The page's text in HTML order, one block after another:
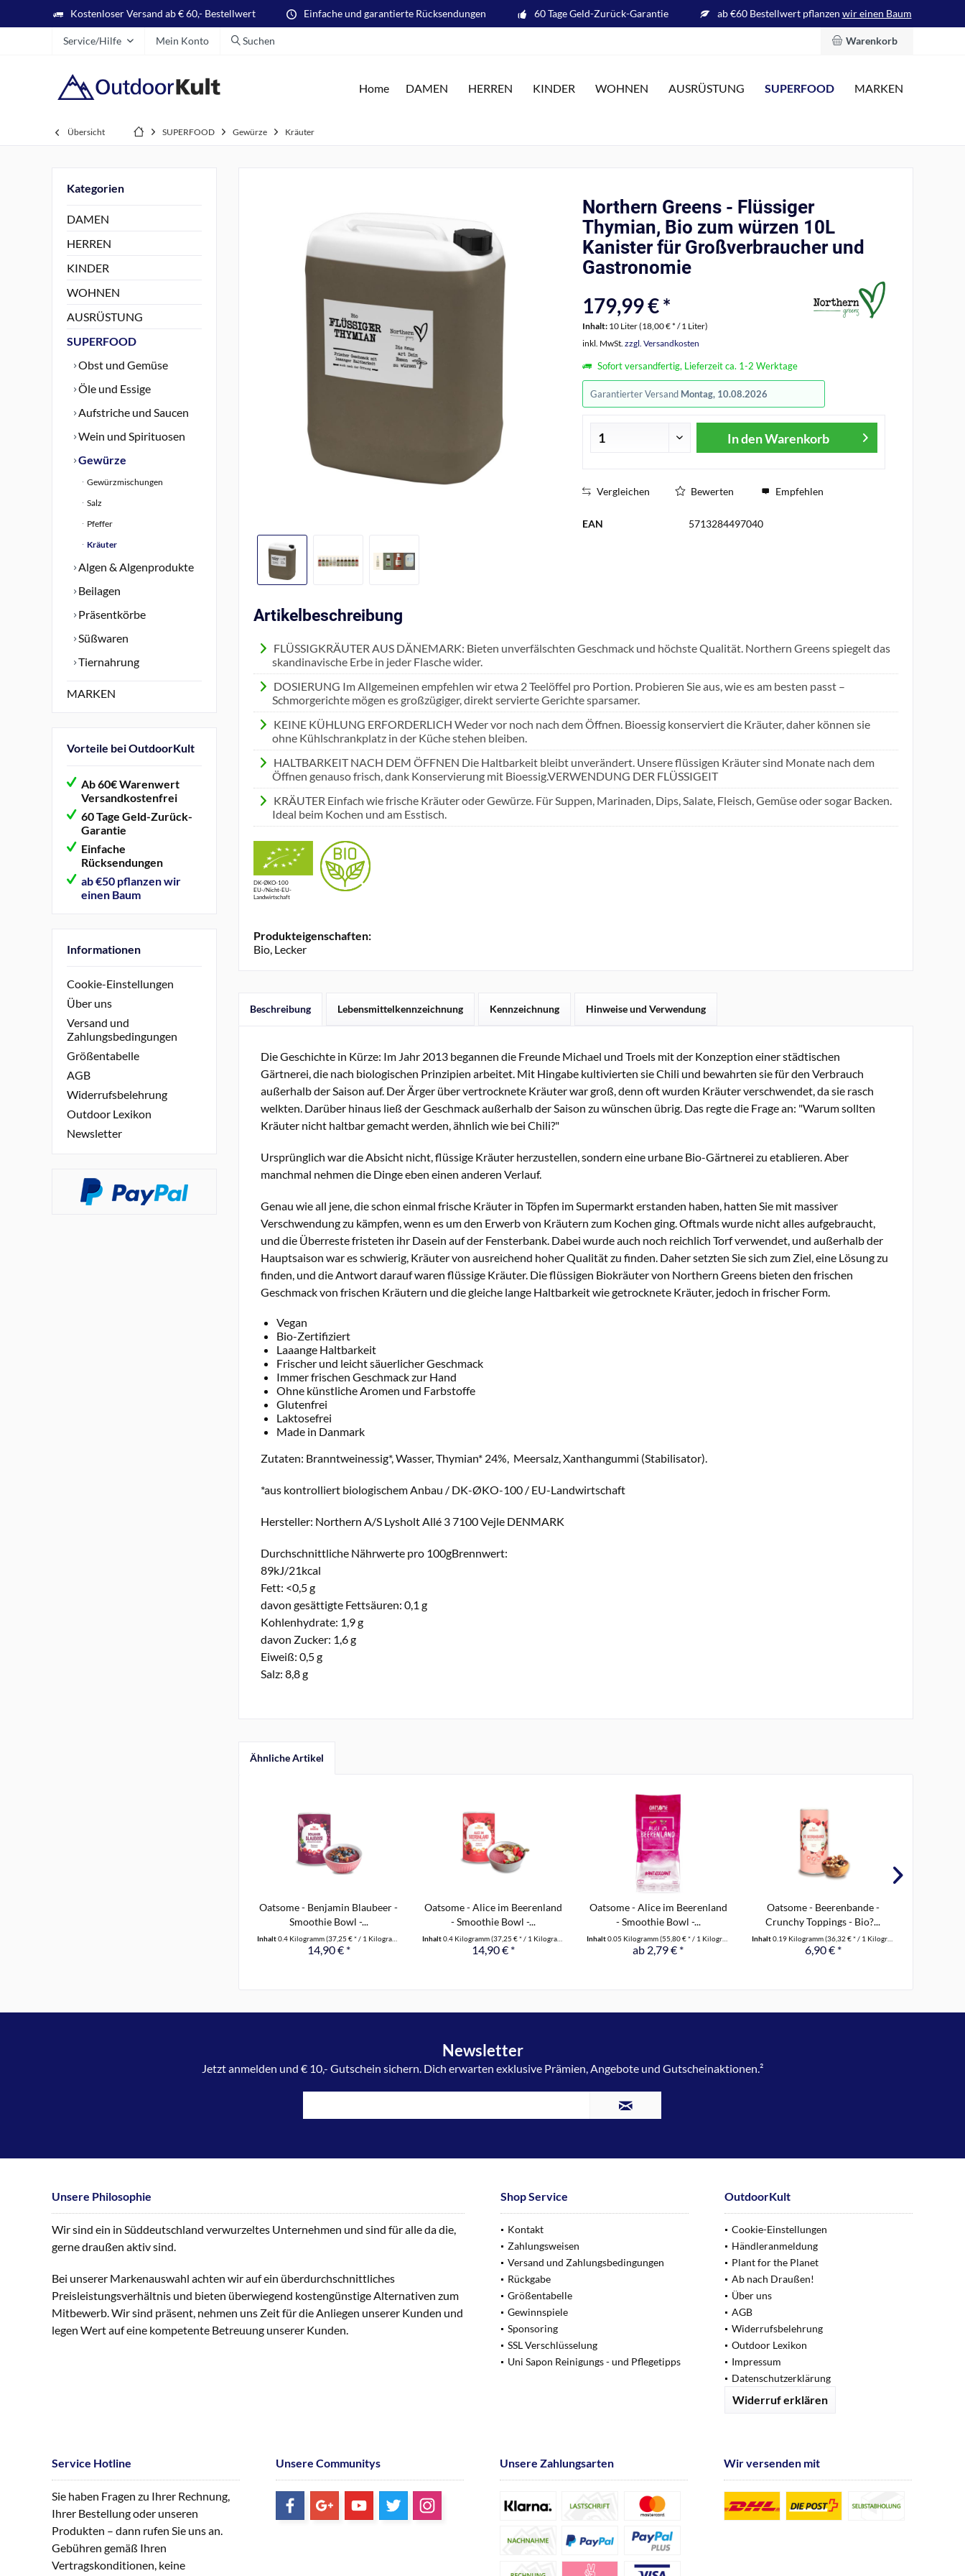
Kostenloser Versand ab € 60,- Bestellwert Einfache und garantierte Rücksendungen 60 Tage Geld-Zurück-Garantie ab €60 Bestellwert pflanzen wir einen Baum
Warenkorb
Service/Hilfe Mein Konto Suchen
Home DAMEN HERREN KINDER WOHNEN AUSRÜSTUNG SUPERFOOD MARKEN
Übersicht SUPERFOOD Gewürze Kräuter
Kategorien
DAMEN
HERREN
KINDER
WOHNEN
AUSRÜSTUNG
SUPERFOOD
Obst und Gemüse
Öle und Essige
Aufstriche und Saucen
Wein und Spirituosen
Gewürze
Gewürzmischungen
Salz
Pfeffer
Kräuter
Algen & Algenprodukte
Beilagen
Präsentkörbe
Süßwaren
Tiernahrung
MARKEN
Vorteile bei OutdoorKult
Ab 60€ Warenwert
Versandkostenfrei
60 Tage Geld-Zurück-
Garantie
Einfache
Rücksendungen
ab €50 pflanzen wir
einen Baum
Informationen
Cookie-Einstellungen
Über uns
Versand und
Zahlungsbedingungen
Größentabelle
AGB
Widerrufsbelehrung
Outdoor Lexikon
Newsletter
Northern Greens - Flüssiger
Thymian, Bio zum würzen 10L
Kanister für Großverbraucher und
Gastronomie
179,99 € *
Inhalt: 10 Liter (18,00 € * / 1 Liter)
inkl. MwSt. zzgl. Versandkosten
Sofort versandfertig, Lieferzeit ca. 1-2 Werktage
Garantierter Versand Montag, 10.08.2026
In denWarenkorb
Vergleichen Bewerten Empfehlen
EAN 5713284497040
Artikelbeschreibung
FLÜSSIGKRÄUTER AUS DÄNEMARK: Bieten unverfälschten Geschmack und höchste Qualität. Northern Greens spiegelt das
skandinavische Erbe in jeder Flasche wider.
DOSIERUNG Im Allgemeinen empfehlen wir etwa 2 Teelöffel pro Portion. Probieren Sie aus, wie es am besten passt –
Schmorgerichte mögen es großzügiger, direkt servierte Gerichte sparsamer.
KEINE KÜHLUNG ERFORDERLICH Weder vor noch nach dem Öffnen. Bioessig konserviert die Kräuter, daher können sie
ohne Kühlschrankplatz in der Küche stehen bleiben.
HALTBARKEIT NACH DEM ÖFFNEN Die Haltbarkeit bleibt unverändert. Unsere flüssigen Kräuter sind Monate nach dem
Öffnen genauso frisch, dank Konservierung mit Bioessig.VERWENDUNG DER FLÜSSIGEIT
KRÄUTER Einfach wie frische Kräuter oder Gewürze. Für Suppen, Marinaden, Dips, Salate, Fleisch, Gemüse oder sogar Backen.
Ideal beim Kochen und am Esstisch.
DK-ØKO-100
EU-/Nicht-EU-
Landwirtschaft
Produkteigenschaften:
Bio, Lecker
Beschreibung Lebensmittelkennzeichnung Kennzeichnung Hinweise und Verwendung
Die Geschichte in Kürze: Im Jahr 2013 begannen die Freunde Michael und Troels mit der Konzeption einer städtischen
Gärtnerei, die nach biologischen Prinzipien arbeitet. Mit Hingabe kultivierten sie Chili und bewahrten sie für den Verbrauch
außerhalb der Saison auf. Der Ärger über vertrocknete Kräuter war groß, denn oft wurden Kräuter verschwendet, da sie rasch
welkten. Darüber hinaus ließ der Geschmack außerhalb der Saison zu wünschen übrig. Das regte die Frage an: "Warum sollten
Kräuter nicht haltbar gemacht werden, ähnlich wie bei Chili?"
Ursprünglich war die Absicht nicht, flüssige Kräuter herzustellen, sondern eine urbane Bio-Gärtnerei zu etablieren. Aber
manchmal nehmen die Dinge eben einen anderen Verlauf.
Genau wie all jene, die schon einmal frische Kräuter in Töpfen im Supermarkt erstanden haben, hatten Sie mit massiver
Verschwendung zu kämpfen, wenn es um den Erwerb von Kräutern zum Kochen ging. Oftmals wurde nicht alles aufgebraucht,
und die Überreste fristeten ihr Dasein auf der Fensterbank. Dabei wurde auch noch reichlich Torf verwendet, und außerhalb der
Hauptsaison war es schwierig, Kräuter von ausreichend hoher Qualität zu finden. Daher setzten Sie sich zum Ziel, eine Lösung zu
finden, und die Antwort darauf waren flüssige Kräuter. Die flüssigen Biokräuter von Northern Greens bieten den frischen
Geschmack von frischen Kräutern und die gleiche lange Haltbarkeit wie getrocknete Kräuter, jedoch in frischer Form.
Vegan
Bio-Zertifiziert
Laaange Haltbarkeit
Frischer und leicht säuerlicher Geschmack
Immer frischen Geschmack zur Hand
Ohne künstliche Aromen und Farbstoffe
Glutenfrei
Laktosefrei
Made in Danmark
Zutaten: Branntweinessig*, Wasser, Thymian* 24%, Meersalz, Xanthangummi (Stabilisator).
*aus kontrolliert biologischem Anbau / DK-ØKO-100 / EU-Landwirtschaft
Hersteller: Northern A/S Lysholt Allé 3 7100 Vejle DENMARK
Durchschnittliche Nährwerte pro 100gBrennwert:
89kJ/21kcal
Fett: <0,5 g
davon gesättigte Fettsäuren: 0,1 g
Kohlenhydrate: 1,9 g
davon Zucker: 1,6 g
Eiweiß: 0,5 g
Salz: 8,8 g
Ähnliche Artikel
Oatsome - Benjamin Blaubeer -
Smoothie Bowl -...
Inhalt0.4 Kilogramm(37,25 € * / 1 Kilogramm)
14,90 € *
Oatsome - Alice im Beerenland
- Smoothie Bowl -...
Inhalt0.4 Kilogramm(37,25 € * / 1 Kilogramm)
14,90 € *
Oatsome - Alice im Beerenland
- Smoothie Bowl -...
Inhalt0.05 Kilogramm(55,80 € * / 1 Kilogramm)
ab 2,79 € *
Oatsome - Beerenbande -
Crunchy Toppings - Bio?...
Inhalt0.19 Kilogramm(36,32 € * / 1 Kilogramm)
6,90 € *
Newsletter
Jetzt anmelden und € 10,- Gutschein sichern. Dich erwarten exklusive Prämien, Angebote und Gutscheinaktionen.²
Unsere Philosophie
Wir sind ein in Süddeutschland verwurzeltes Unternehmen und sind für alle da die,
gerne draußen aktiv sind.
Bei unserer Markenauswahl achten wir auf ein überdurchschnittliches
Preisleistungsverhältnis und bieten überwiegend kostengünstige Alternativen zum
Mitbewerb. Wir sind präsent, nehmen uns Zeit für die Anliegen unserer Kunden und
legen Wert auf eine kompetente Betreuung unserer Kunden.
Shop Service
Kontakt
Zahlungsweisen
Versand und Zahlungsbedingungen
Rückgabe
Größentabelle
Gewinnspiele
Sponsoring
SSL Verschlüsselung
Uni Sapon Reinigungs - und Pflegetipps
OutdoorKult
Cookie-Einstellungen
Händleranmeldung
Plant for the Planet
Ab nach Draußen!
Über uns
AGB
Widerrufsbelehrung
Outdoor Lexikon
Impressum
Datenschutzerklärung
Widerruf erklären
Service Hotline
Sie haben Fragen zu Ihrer Rechnung,
Ihrer Bestellung oder unseren
Produkten – dann rufen Sie uns an.
Gebühren gemäß Ihren
Vertragskonditionen, keine
Unsere Communitys Unsere Zahlungsarten Wir versenden mit